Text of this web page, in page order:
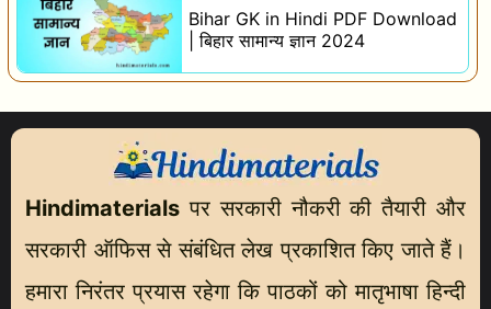
Bihar GK in Hindi PDF Download
| बिहार सामान्य ज्ञान 2024
Hindimaterials पर सरकारी नौकरी की तैयारी और
सरकारी ऑफिस से संबंधित लेख प्रकाशित किए जाते हैं।
हमारा निरंतर प्रयास रहेगा कि पाठकों को मातृभाषा हिन्दी